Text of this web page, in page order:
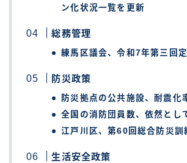
ン化状況一覧を更新
総務管理
練馬区議会、令和7年第三回
防災政策
防災拠点の公共施設、耐震化
全国の消防団員数、依然とし
江戸川区、第60回総合防災訓
生活安全政策